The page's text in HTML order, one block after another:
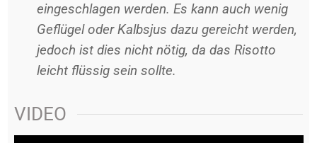
eingeschlagen werden. Es kann auch wenig
Geflügel oder Kalbsjus dazu gereicht werden,
jedoch ist dies nicht nötig, da das Risotto
leicht flüssig sein sollte.
VIDEO